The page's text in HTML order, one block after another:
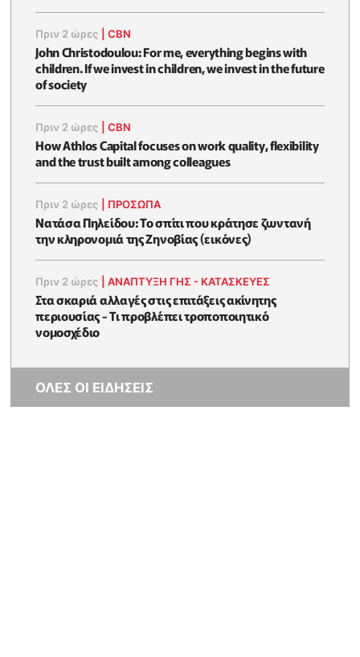
Πριν 2 ώρες |CBN
John Christodoulou: For me, everything begins with
children. If we invest in children, we invest in the future
of society
Πριν 2 ώρες |CBN
How Athlos Capital focuses on work quality, flexibility
and the trust built among colleagues
Πριν 2 ώρες ΠΡΟΣΩΠΑ
Νατάσα Πηλείδου: Το σπίτι που κράτησε ζωντανή
την κληρονομιά της Ζηνοβίας (εικόνες)
Πριν 2 ώρες |ΑΝΑΠΤΥΞΗ ΓΗΣ - ΚΑΤΑΣΚΕΥΕΣ
Στα σκαριά αλλαγές στις επιτάξεις ακίνητης
περιουσίας - Τι προβλέπει τροποποιητικό
νομοσχέδιο
ΟΛΕΣ ΟΙ ΕΙΔΗΣΕΙΣ